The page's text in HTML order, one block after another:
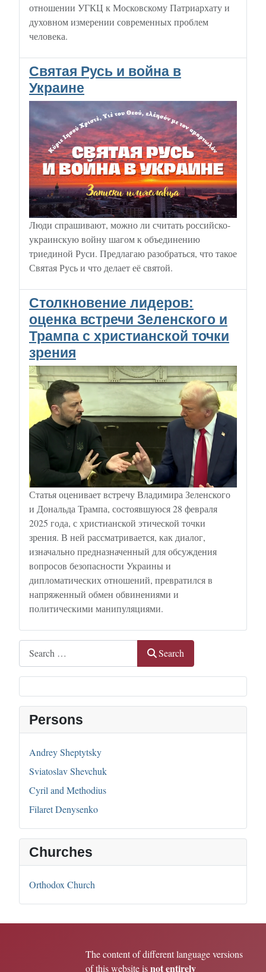
Search
Search
Persons
Andrey Sheptytsky
Sviatoslav Shevchuk
Cyril and Methodius
Filaret Denysenko
Churches
Orthodox Church
отношении УГКЦ к Московскому Патриархату и
духовном измерении современных проблем
человека.
Святая Русь и война в
Украине
Люди спрашивают, можно ли считать российско-
украинскую войну шагом к объединению
триединой Руси. Предлагаю разобраться, что такое
Святая Русь и что делает её святой.
Столкновение лидеров:
оценка встречи Зеленского и
Трампа с христианской точки
зрения
Статья оценивает встречу Владимира Зеленского
и Дональда Трампа, состоявшуюся 28 февраля
2025 года, с христианской этической точки
зрения. В ней рассматривается, как диалог,
изначально предназначенный для обсуждения
вопросов безопасности Украины и
дипломатических отношений, превратился в
напряженный обмен обвинениями и
политическими манипуляциями.
The content of different language versions
of this website isnot entirely